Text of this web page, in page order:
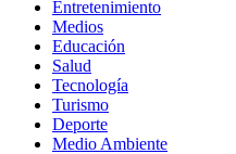
Entretenimiento
Medios
Educación
Salud
Tecnología
Turismo
Deporte
Medio Ambiente